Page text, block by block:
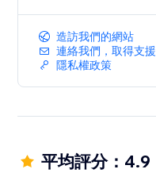
造訪我們的網站
連絡我們，取得支援
隱私權政策
平均評分：4.9